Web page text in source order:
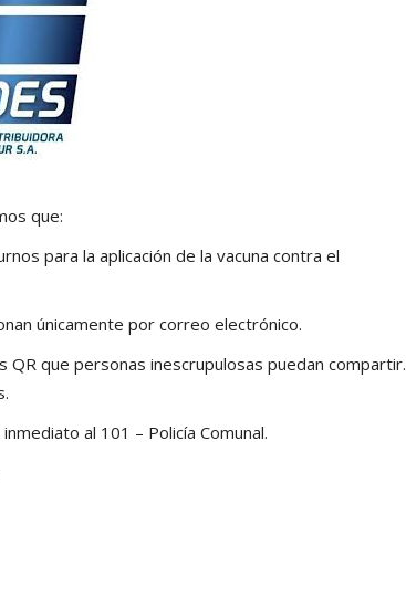
que:
para la aplicación de la vacuna contra el
únicamente por correo electrónico.
QR que personas inescrupulosas puedan compartir.
al 101 – Policía Comunal.